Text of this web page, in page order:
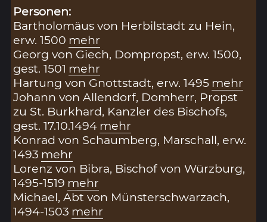
Personen:
Bartholomäus von Herbilstadt zu Hein,
erw. 1500 mehr
Georg von Giech, Dompropst, erw. 1500,
gest. 1501 mehr
Hartung von Gnottstadt, erw. 1495 mehr
Johann von Allendorf, Domherr, Propst
zu St. Burkhard, Kanzler des Bischofs,
gest. 17.10.1494 mehr
Konrad von Schaumberg, Marschall, erw.
1493 mehr
Lorenz von Bibra, Bischof von Würzburg,
1495-1519 mehr
Michael, Abt von Münsterschwarzach,
1494-1503 mehr